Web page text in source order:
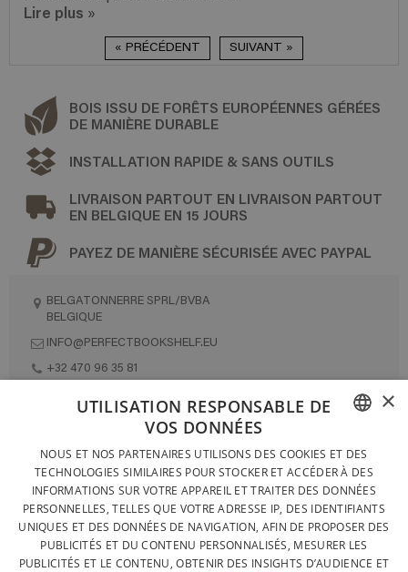
Lire plus »
« PRÉCÉDENT SUIVANT »
BOIS ISSU DE FORÊTS EUROPÉENNES GÉRÉES
DE MANIÈRE DURABLE
INSTALLATION RAPIDE & SANS OUTILS
LIVRAISON PARTOUT EN LIVRAISON PARTOUT
EN BELGIQUE EN 15 JOURS
PAYEZ DE MANIÈRE SÉCURISÉE AVEC PAYPAL
BELGATONNERRE SPRL/BVBA
BELGIQUE
INFO@PERFECTBOOKSHELF.EU
+32 470 96 35 81
CONTACTEZ-NOUS
PROTECTION DES DONNÉES
CONDITIONS GÉNÉRALES DE VENTE
SITEMAP
FRENCH
DUTCH
ENGLISH
×
UTILISATION RESPONSABLE DE
VOS DONNÉES
NOUS ET NOS PARTENAIRES UTILISONS DES COOKIES ET DES
TECHNOLOGIES SIMILAIRES POUR STOCKER ET ACCÉDER À DES
INFORMATIONS SUR VOTRE APPAREIL ET TRAITER DES DONNÉES
PERSONNELLES, TELLES QUE VOTRE ADRESSE IP, DES IDENTIFIANTS
UNIQUES ET DES DONNÉES DE NAVIGATION, AFIN DE PROPOSER DES
PUBLICITÉS ET DU CONTENU PERSONNALISÉS, MESURER LES
PUBLICITÉS ET LE CONTENU, OBTENIR DES INSIGHTS D’AUDIENCE ET